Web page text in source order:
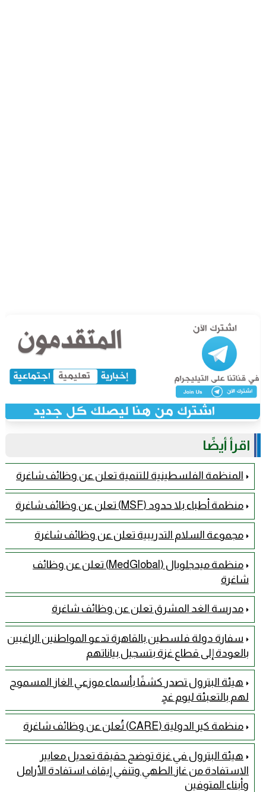
اقرأ أيضًا
المنظمة الفلسطينية للتنمية تعلن عن وظائف شاغرة
منظمة أطباء بلا حدود (MSF) تعلن عن وظائف شاغرة
مجموعة السلام التدريبية تعلن عن وظائف شاغرة
منظمة ميدجلوبال (MedGlobal) تعلن عن وظائف
شاغرة
مدرسة الغد المشرق تعلن عن وظائف شاغرة
سفارة دولة فلسطين بالقاهرة تدعو المواطنين الراغبين
بالعودة إلى قطاع غزة بتسجيل بياناتهم
هيئة البترول تصدر كشفًا بأسماء موزعي الغاز المسموح
لهم بالتعبئة ليوم غدٍ
منظمة كير الدولية (CARE) تُعلن عن وظائف شاغرة
هيئة البترول في غزة توضح حقيقة تعديل معايير
الاستفادة من غاز الطهي وتنفي إيقاف استفادة الأرامل
وأبناء المتوفين